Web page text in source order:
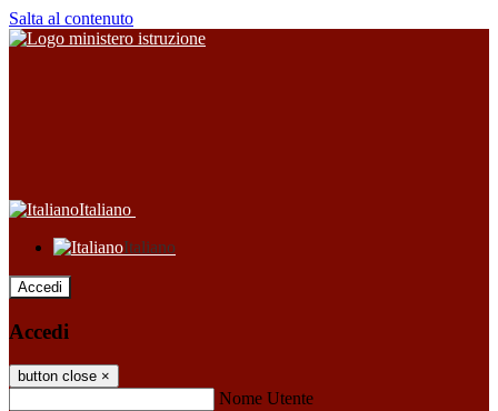
Salta al contenuto
Italiano
Italiano
Accedi
Accedi
button close ×
Nome Utente